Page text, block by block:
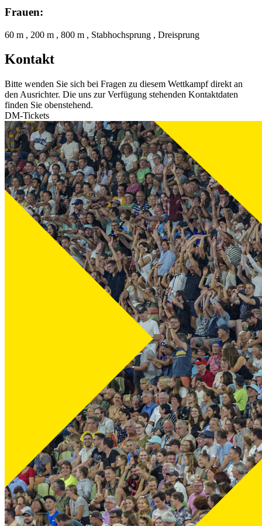
Frauen:
60 m , 200 m , 800 m , Stabhochsprung , Dreisprung
Kontakt
Bitte wenden Sie sich bei Fragen zu diesem Wettkampf direkt an
den Ausrichter. Die uns zur Verfügung stehenden Kontaktdaten
finden Sie obenstehend.
DM-Tickets